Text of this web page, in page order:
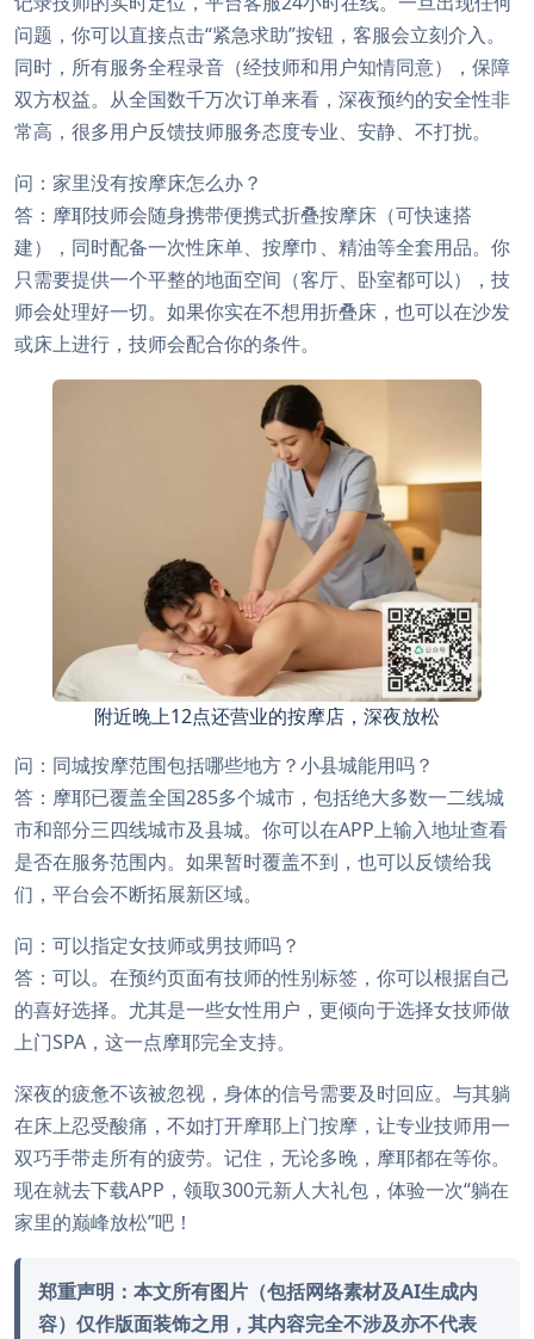
问题，你可以直接点击“紧急求助”按钮，客服会立刻介入。
同时，所有服务全程录音（经技师和用户知情同意），保障
双方权益。从全国数千万次订单来看，深夜预约的安全性非
常高，很多用户反馈技师服务态度专业、安静、不打扰。
问：家里没有按摩床怎么办？
答：摩耶技师会随身携带便携式折叠按摩床（可快速搭
建），同时配备一次性床单、按摩巾、精油等全套用品。你
只需要提供一个平整的地面空间（客厅、卧室都可以），技
师会处理好一切。如果你实在不想用折叠床，也可以在沙发
或床上进行，技师会配合你的条件。
附近晚上12点还营业的按摩店，深夜放松
问：同城按摩范围包括哪些地方？小县城能用吗？
答：摩耶已覆盖全国285多个城市，包括绝大多数一二线城
市和部分三四线城市及县城。你可以在APP上输入地址查看
是否在服务范围内。如果暂时覆盖不到，也可以反馈给我
们，平台会不断拓展新区域。
问：可以指定女技师或男技师吗？
答：可以。在预约页面有技师的性别标签，你可以根据自己
的喜好选择。尤其是一些女性用户，更倾向于选择女技师做
上门SPA，这一点摩耶完全支持。
深夜的疲惫不该被忽视，身体的信号需要及时回应。与其躺
在床上忍受酸痛，不如打开摩耶上门按摩，让专业技师用一
双巧手带走所有的疲劳。记住，无论多晚，摩耶都在等你。
现在就去下载APP，领取300元新人大礼包，体验一次“躺在
家里的巅峰放松”吧！
郑重声明：本文所有图片（包括网络素材及AI生成内
容）仅作版面装饰之用，其内容完全不涉及亦不代表